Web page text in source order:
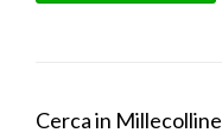
Cerca in Millecolline